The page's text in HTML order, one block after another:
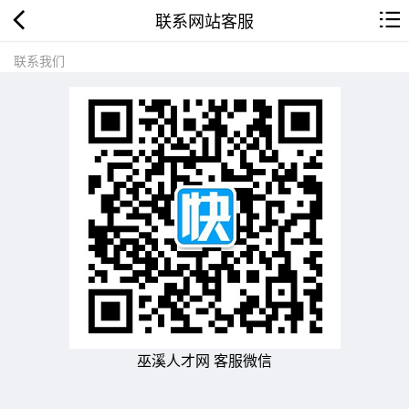
联系网站客服
联系我们
巫溪人才网 客服微信